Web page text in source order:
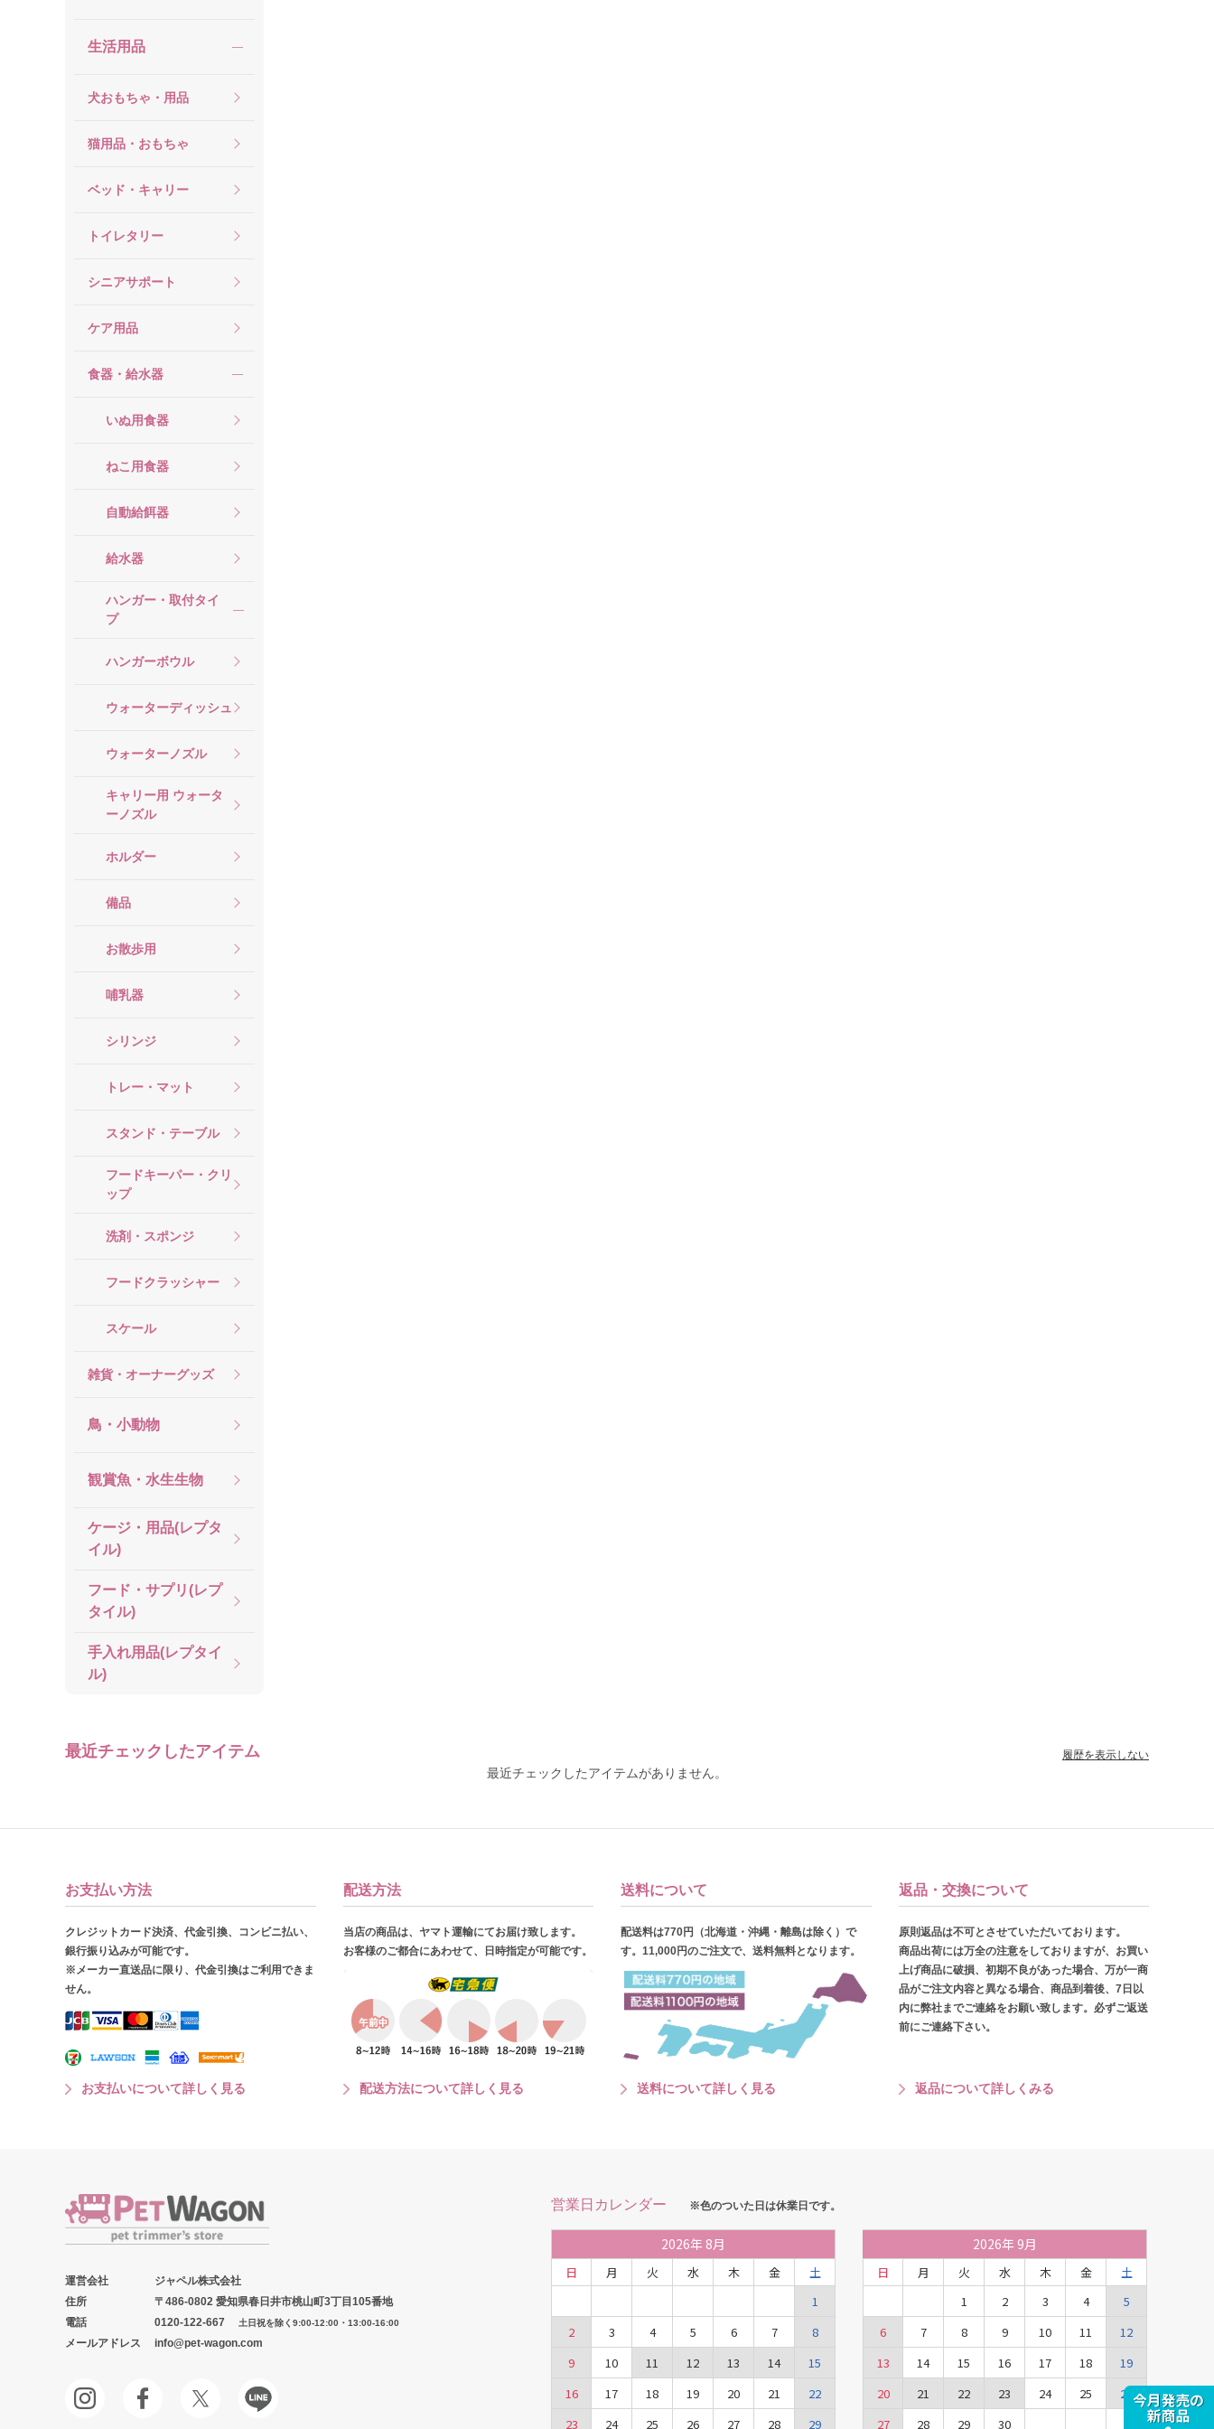
生活用品
犬おもちゃ・用品
猫用品・おもちゃ
ベッド・キャリー
トイレタリー
シニアサポート
ケア用品
食器・給水器
いぬ用食器
ねこ用食器
自動給餌器
給水器
ハンガー・取付タイ
プ
ハンガーボウル
ウォーターディッシュ
ウォーターノズル
キャリー用 ウォータ
ーノズル
ホルダー
備品
お散歩用
哺乳器
シリンジ
トレー・マット
スタンド・テーブル
フードキーパー・クリ
ップ
洗剤・スポンジ
フードクラッシャー
スケール
雑貨・オーナーグッズ
鳥・小動物
観賞魚・水生生物
ケージ・用品(レプタ
イル)
フード・サプリ(レプ
タイル)
手入れ用品(レプタイ
ル)
最近チェックしたアイテム
最近チェックしたアイテムがありません。
履歴を表示しない
お支払い方法
クレジットカード決済、代金引換、コンビニ払い、
銀行振り込みが可能です。
※メーカー直送品に限り、代金引換はご利用できま
せん。
お支払いについて詳しく見る
配送方法
当店の商品は、ヤマト運輸にてお届け致します。
お客様のご都合にあわせて、日時指定が可能です。
配送方法について詳しく見る
送料について
配送料は770円（北海道・沖縄・離島は除く）で
す。11,000円のご注文で、送料無料となります。
送料について詳しく見る
返品・交換について
原則返品は不可とさせていただいております。
商品出荷には万全の注意をしておりますが、お買い
上げ商品に破損、初期不良があった場合、万が一商
品がご注文内容と異なる場合、商品到着後、7日以
内に弊社までご連絡をお願い致します。必ずご返送
前にご連絡下さい。
返品について詳しくみる
運営会社
ジャペル株式会社
住所
〒486-0802 愛知県春日井市桃山町3丁目105番地
電話
0120-122-667 土日祝を除く9:00-12:00・13:00-16:00
メールアドレス info@pet-wagon.com
営業日カレンダー ※色のついた日は休業日です。
2026年 8月
日 月 火 水 木 金
土
1
2
3 4 5 6 7
8
9
10 11 12 13 14
15
16
17 18 19 20 21
22
23
24 25 26 27 28 29
2026年 9月
日 月 火 水 木 金
土
1
2 3 4
5
6
7 8 9 10 11
12
13
14 15 16 17 18
19
20
21 22 23 24 25
26
27
28 29 30